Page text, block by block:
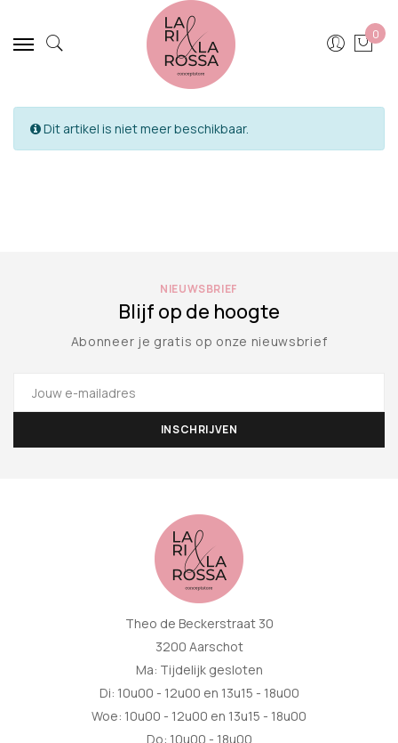
0
Dit artikel is niet meer beschikbaar.
NIEUWSBRIEF
Blijf op de hoogte
Abonneer je gratis op onze nieuwsbrief
Theo de Beckerstraat 30
3200 Aarschot
Ma: Tijdelijk gesloten
Di: 10u00 - 12u00 en 13u15 - 18u00
Woe: 10u00 - 12u00 en 13u15 - 18u00
Do: 10u00 - 18u00